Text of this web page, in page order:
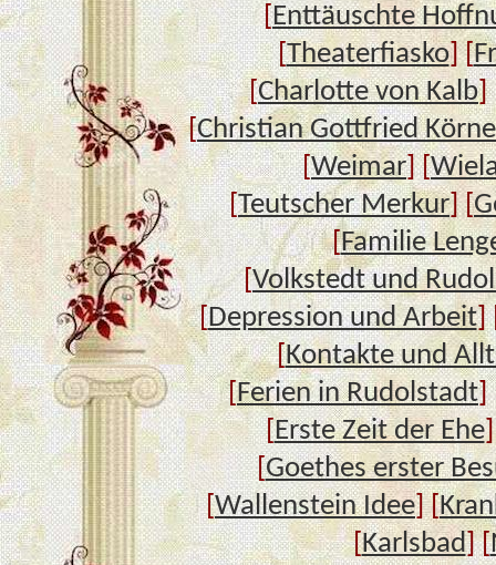
[Enttäuschte
[Theaterfiasko] [
[Charlotte von Kalb]
[Christian Gottfried
[Weimar] [
[Teutscher Merkur] [
[Familie
[Volkstedt und
[Depression und Arbeit]
[Kontakte und
[Ferien in Rudolstadt]
[Erste Zeit der Ehe
[Goethes erster
[Wallenstein Idee] [
[Karlsbad] [